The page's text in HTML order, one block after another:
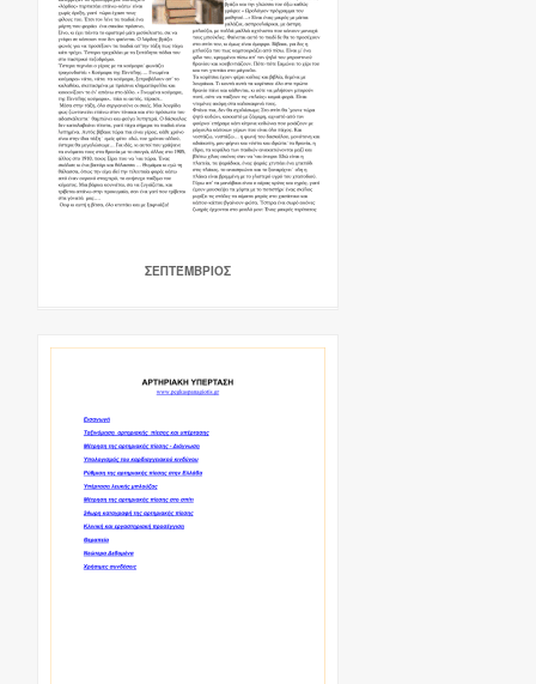
ΣΕΠΤΈΜΒΡΙΟΣ